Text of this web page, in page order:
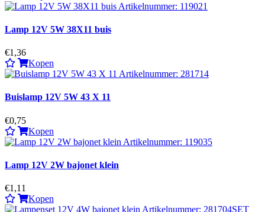
Lamp 12V 5W 38X11 buis
€1,36
Kopen
Buislamp 12V 5W 43 X 11
€0,75
Kopen
Lamp 12V 2W bajonet klein
€1,11
Kopen